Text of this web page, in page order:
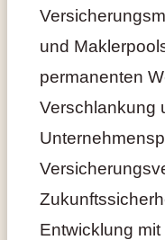
und
permanenten
Verschlankung
Entwicklung